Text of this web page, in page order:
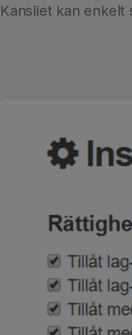
Kansliet kan enkelt